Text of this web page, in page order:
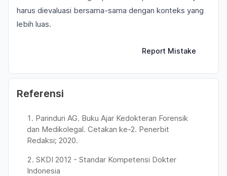
harus dievaluasi bersama-sama dengan konteks yang
lebih luas.
Report Mistake
Referensi
Parinduri AG. Buku Ajar Kedokteran Forensik
dan Medikolegal. Cetakan ke-2. Penerbit
Redaksi; 2020.
SKDI 2012 - Standar Kompetensi Dokter
Indonesia